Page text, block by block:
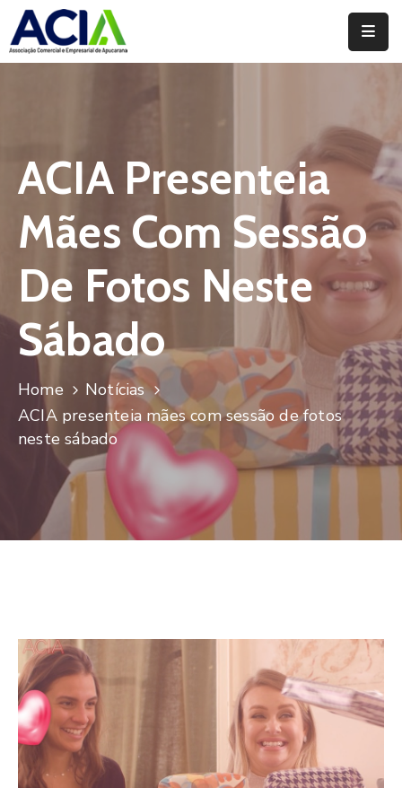
Serviços
Campanhas
Convênios
Benefícios
Fórum
Desenvolve
Instituto
De
Pesquisa
Imprensa
Contato
ACIA Presenteia
Mães Com Sessão
De Fotos Neste
Sábado
Home
Notícias
ACIA presenteia mães com sessão de fotos
neste sábado